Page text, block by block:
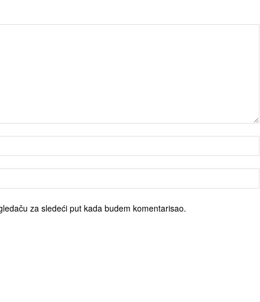
za sledeći put kada budem komentarisao.